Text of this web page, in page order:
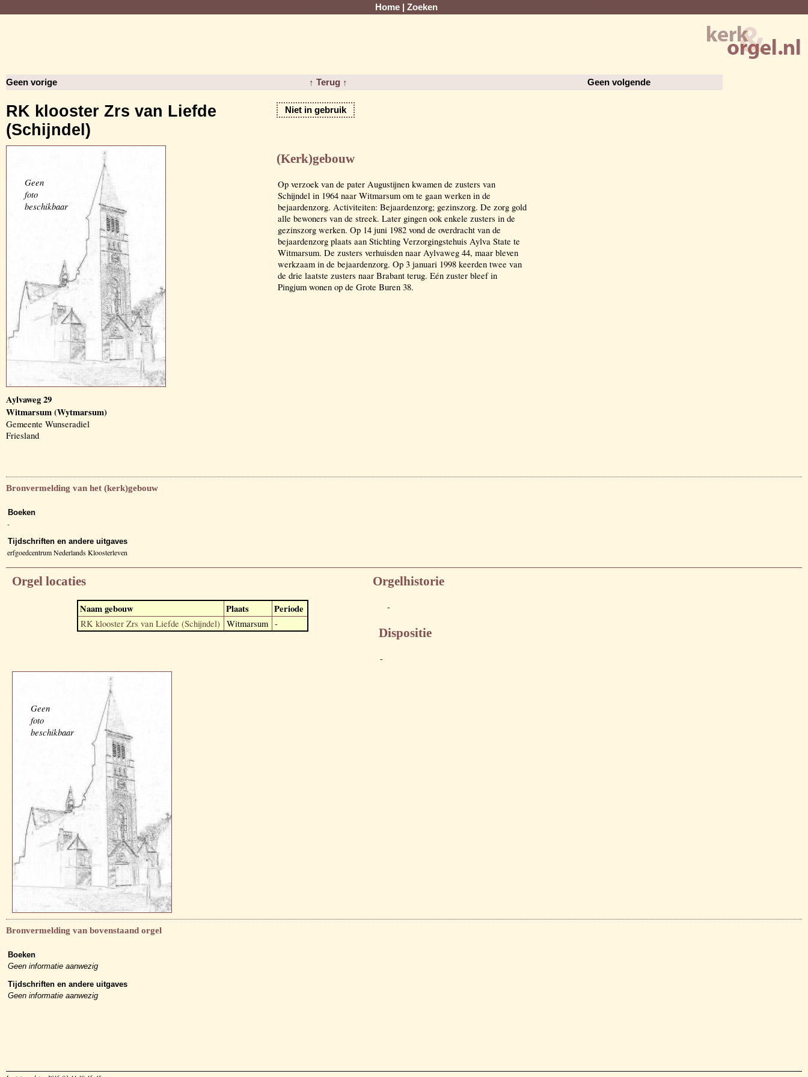
Home Zoeken
Geen vorige ↑ Terug ↑ Geen volgende
RK klooster Zrs van Liefde
(Schijndel)
Niet in gebruik
Geen
foto
beschikbaar
Aylvaweg 29
Witmarsum (Wytmarsum)
Gemeente Wunseradiel
Friesland
(Kerk)gebouw
Op verzoek van de pater Augustijnen kwamen de zusters van
Schijndel in 1964 naar Witmarsum om te gaan werken in de
bejaardenzorg. Activiteiten: Bejaardenzorg; gezinszorg. De zorg gold
alle bewoners van de streek. Later gingen ook enkele zusters in de
gezinszorg werken. Op 14 juni 1982 vond de overdracht van de
bejaardenzorg plaats aan Stichting Verzorgingstehuis Aylva State te
Witmarsum. De zusters verhuisden naar Aylvaweg 44, maar bleven
werkzaam in de bejaardenzorg. Op 3 januari 1998 keerden twee van
de drie laatste zusters naar Brabant terug. Eén zuster bleef in
Pingjum wonen op de Grote Buren 38.
Bronvermelding van het (kerk)gebouw
Boeken
-
Tijdschriften en andere uitgaves
erfgoedcentrum Nederlands Kloosterleven
Orgel locaties
Naam gebouw Plaats Periode
RK klooster Zrs van Liefde (Schijndel) Witmarsum -
Orgelhistorie
-
Dispositie
-
Geen
foto
beschikbaar
Bronvermelding van bovenstaand orgel
Boeken
Geen informatie aanwezig
Tijdschriften en andere uitgaves
Geen informatie aanwezig